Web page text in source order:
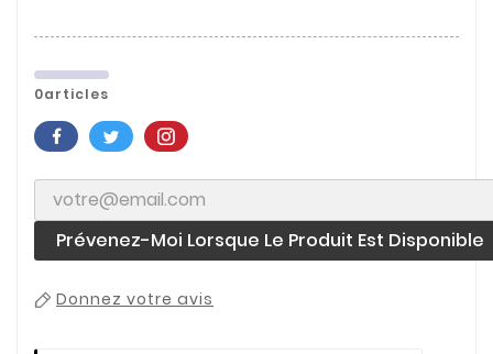
0articles
Prévenez-Moi Lorsque Le Produit Est Disponible
Donnez votre avis